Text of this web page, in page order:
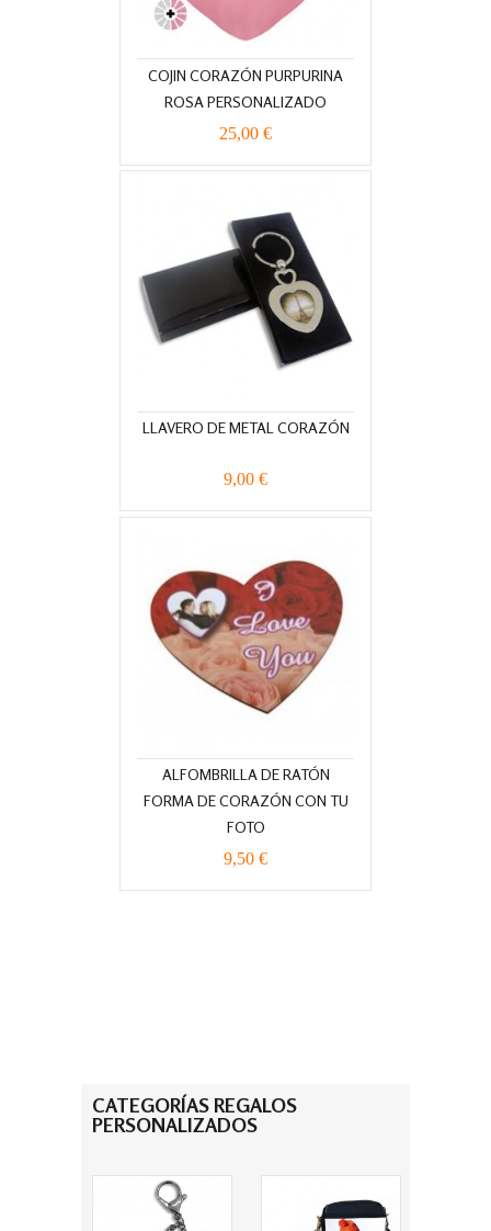
COJIN CORAZÓN PURPURINA
ROSA PERSONALIZADO
25,00 €
LLAVERO DE METAL CORAZÓN
9,00 €
ALFOMBRILLA DE RATÓN
FORMA DE CORAZÓN CON TU
FOTO
9,50 €
CATEGORÍAS REGALOS
PERSONALIZADOS